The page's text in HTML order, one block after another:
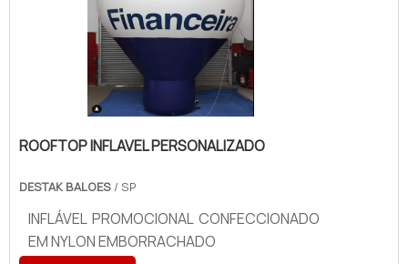
ROOFTOP INFLAVEL PERSONALIZADO
DESTAK BALOES / SP
INFLÁVEL PROMOCIONAL CONFECCIONADO
EM NYLON EMBORRACHADO